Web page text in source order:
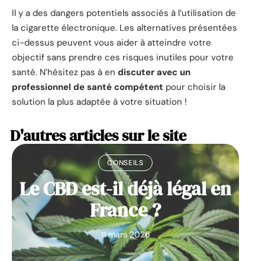
Il y a des dangers potentiels associés à l’utilisation de
la cigarette électronique. Les alternatives présentées
ci-dessus peuvent vous aider à atteindre votre
objectif sans prendre ces risques inutiles pour votre
santé. N’hésitez pas à en discuter avec un
professionnel de santé compétent pour choisir la
solution la plus adaptée à votre situation !
D'autres articles sur le site
CONSEILS
Le CBD est-il déjà légal en
France ?
11 mars 2026